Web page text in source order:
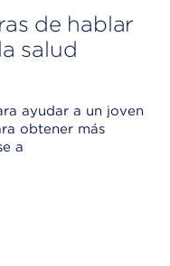
de hablar
salud
ayudar a un joven
obtener más
a